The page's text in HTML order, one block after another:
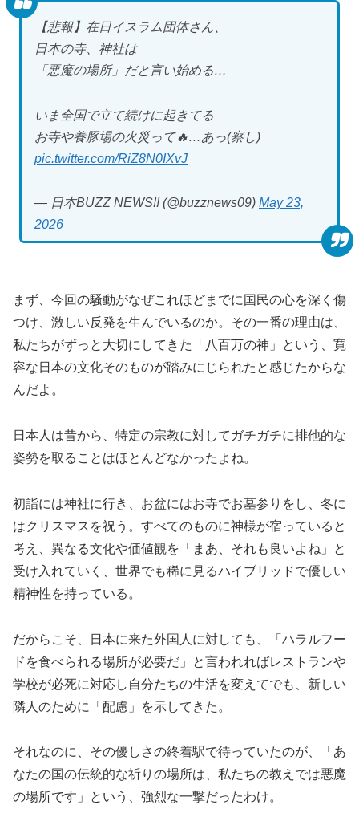
【悲報】在日イスラム団体さん、
日本の寺、神社は
「悪魔の場所」だと言い始める…
いま全国で立て続けに起きてる
お寺や養豚場の火災って🔥…あっ(察し)
pic.twitter.com/RiZ8N0IXvJ
— 日本BUZZ NEWS!! (@buzznews09) May 23,
2026
まず、今回の騒動がなぜこれほどまでに国民の心を深く傷
つけ、激しい反発を生んでいるのか。その一番の理由は、
私たちがずっと大切にしてきた「八百万の神」という、寛
容な日本の文化そのものが踏みにじられたと感じたからな
んだよ。
日本人は昔から、特定の宗教に対してガチガチに排他的な
姿勢を取ることはほとんどなかったよね。
初詣には神社に行き、お盆にはお寺でお墓参りをし、冬に
はクリスマスを祝う。すべてのものに神様が宿っていると
考え、異なる文化や価値観を「まあ、それも良いよね」と
受け入れていく、世界でも稀に見るハイブリッドで優しい
精神性を持っている。
だからこそ、日本に来た外国人に対しても、「ハラルフー
ドを食べられる場所が必要だ」と言われればレストランや
学校が必死に対応し自分たちの生活を変えてでも、新しい
隣人のために「配慮」を示してきた。
それなのに、その優しさの終着駅で待っていたのが、「あ
なたの国の伝統的な祈りの場所は、私たちの教えでは悪魔
の場所です」という、強烈な一撃だったわけ。